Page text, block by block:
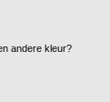
andere kleur?